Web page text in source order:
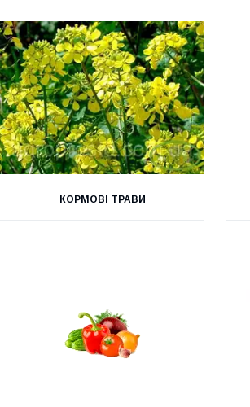
КОРМОВІ ТРАВИ